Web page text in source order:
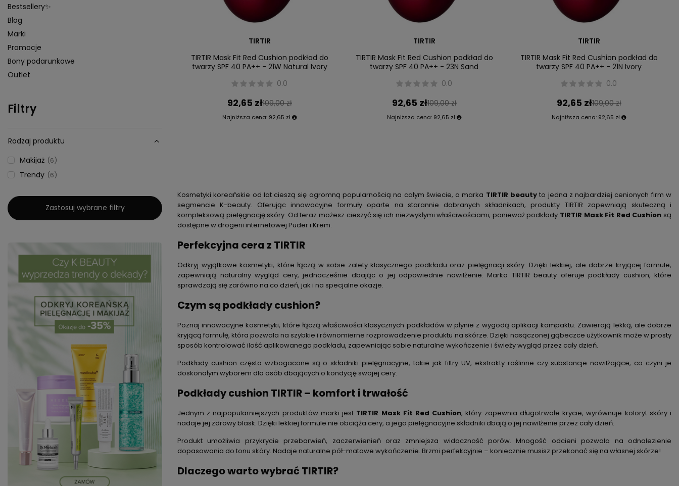
Bestsellery✨
Blog
Marki
Promocje
Bony podarunkowe
Outlet
Filtry
Rodzaj produktu
Makijaż
6
Trendy 6
Zastosuj wybrane filtry
TIRTIR
TIRTIR Mask Fit Red Cushion podkład do
twarzy SPF 40 PA++ - 21W Natural Ivory
0.0
92,65 zł109,00 zł
Najniższa cena: 92,65 zł
TIRTIR
TIRTIR Mask Fit Red Cushion podkład do
twarzy SPF 40 PA++ - 23N Sand
0.0
92,65 zł109,00 zł
Najniższa cena: 92,65 zł
TIRTIR
TIRTIR Mask Fit Red Cushion podkład do
twarzy SPF 40 PA++ - 21N Ivory
0.0
92,65 zł109,00 zł
Najniższa cena: 92,65 zł
Kosmetyki koreańskie od lat cieszą się ogromną popularnością na całym świecie, a marka TIRTIR beauty to jedna z najbardziej cenionych firm w
segmencie K-beauty. Oferując innowacyjne formuły oparte na starannie dobranych składnikach, produkty TIRTIR zapewniają skuteczną i
kompleksową pielęgnację skóry. Od teraz możesz cieszyć się ich niezwykłymi właściwościami, ponieważ podkłady TIRTIR Mask Fit Red Cushion są
dostępne w drogerii internetowej Puder i Krem.
Perfekcyjna cera z TIRTIR
Odkryj wyjątkowe kosmetyki, które łączą w sobie zalety klasycznego podkładu oraz pielęgnacji skóry. Dzięki lekkiej, ale dobrze kryjącej formule,
zapewniają naturalny wygląd cery, jednocześnie dbając o jej odpowiednie nawilżenie. Marka TIRTIR beauty oferuje podkłady cushion, które
sprawdzają się zarówno na co dzień, jak i na specjalne okazje.
Czym są podkłady cushion?
Poznaj innowacyjne kosmetyki, które łączą właściwości klasycznych podkładów w płynie z wygodą aplikacji kompaktu. Zawierają lekką, ale dobrze
kryjącą formułę, która pozwala na szybkie i równomierne rozprowadzenie produktu na skórze. Dzięki nasączonej gąbeczce użytkownik może w prosty
sposób kontrolować ilość aplikowanego podkładu, zapewniając sobie naturalne wykończenie i świeży wygląd przez cały dzień.
Podkłady cushion często wzbogacone są o składniki pielęgnacyjne, takie jak filtry UV, ekstrakty roślinne czy substancje nawilżające, co czyni je
doskonałym wyborem dla osób dbających o kondycję swojej cery.
Podkłady cushion TIRTIR – komfort i trwałość
Jednym z najpopularniejszych produktów marki jest TIRTIR Mask Fit Red Cushion, który zapewnia długotrwałe krycie, wyrównuje koloryt skóry i
nadaje jej zdrowy blask. Dzięki lekkiej formule nie obciąża cery, a jego pielęgnacyjne składniki dbają o jej nawilżenie przez cały dzień.
Produkt umożliwia przykrycie przebarwień, zaczerwienień oraz zmniejsza widoczność porów. Mnogość odcieni pozwala na odnalezienie
dopasowania do tonu skóry. Nadaje naturalne pół-matowe wykończenie. Brzmi perfekcyjnie – koniecznie musisz przekonać się na własnej skórze!
Dlaczego warto wybrać TIRTIR?